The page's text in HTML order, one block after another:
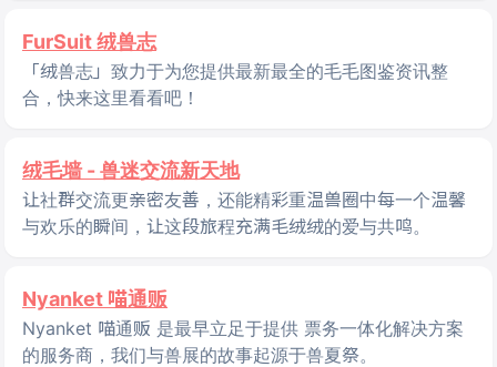
FurSuit 绒兽志
「绒兽志」致力于为您提供最新最全的毛毛图鉴资讯整
合，快来这里看看吧！
绒毛墙 - 兽迷交流新天地
让社群交流更亲密友善，还能精彩重温兽圈中每一个温馨
与欢乐的瞬间，让这段旅程充满毛绒绒的爱与共鸣。
Nyanket 喵通贩
Nyanket 喵通贩 是最早立足于提供 票务一体化解决方案
的服务商，我们与兽展的故事起源于兽夏祭。